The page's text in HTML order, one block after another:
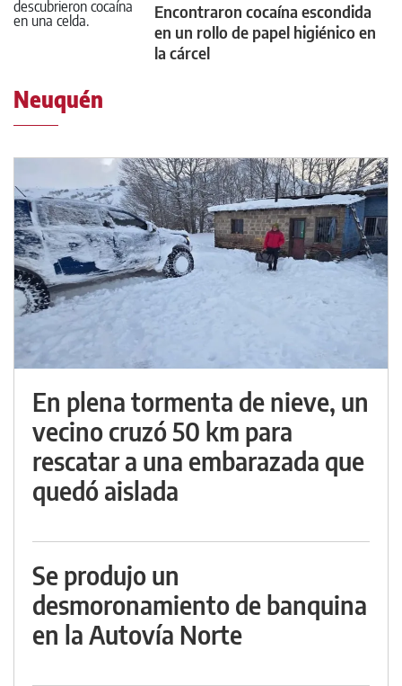
Encontraron cocaína escondida
en un rollo de papel higiénico en
la cárcel
Neuquén
En plena tormenta de nieve, un
vecino cruzó 50 km para
rescatar a una embarazada que
quedó aislada
Se produjo un
desmoronamiento de banquina
en la Autovía Norte